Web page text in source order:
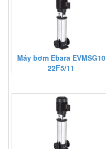
Máy bơm Ebara EVMSG10
22F5/11